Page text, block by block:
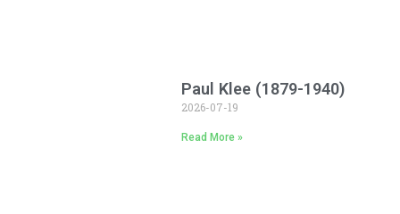
Paul Klee (1879-1940)
2026-07-19
Read More »